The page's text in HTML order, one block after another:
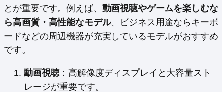
とが重要です。例えば、 動画視聴やゲームを楽しむな
ら高画質・高性能なモデル、ビジネス用途ならキーボ
ードなどの周辺機器が充実しているモデルがおすすめ
です。
動画視聴：高解像度ディスプレイと大容量スト
レージが重要です。